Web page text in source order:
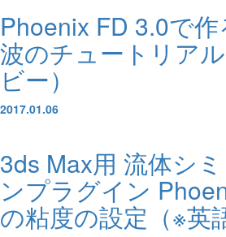
Phoenix FD 3.0で
波のチュートリア
ビー）
2017.01.06
3ds Max用 流体シ
ンプラグイン
の粘度の設定（※英